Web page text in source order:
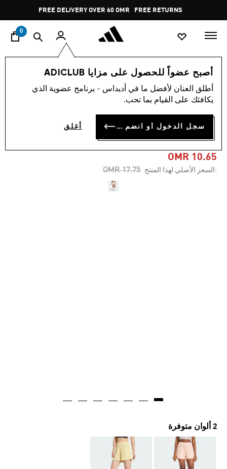
Pause
promotion
rotation
FREE DELIVERY OVER 60 OMR FREE RETURNS
0
أصبح عضواً للحصول على مزايا ADICLUB
أطلق العنان لأفضل ما في أديداس - برنامج عضوية الذي
يكافئك على القيام بما تحب.
سجل الدخول أو انضم الآن أغلق
النساء ملابس
-40%
شورت ESSENTIALS WIDE RIB
SPRINTER
OMR 10.65
:السعر الأصلي لهذا المنتج Price reduced from
OMR 17.75
to
2 ألوان متوفرة